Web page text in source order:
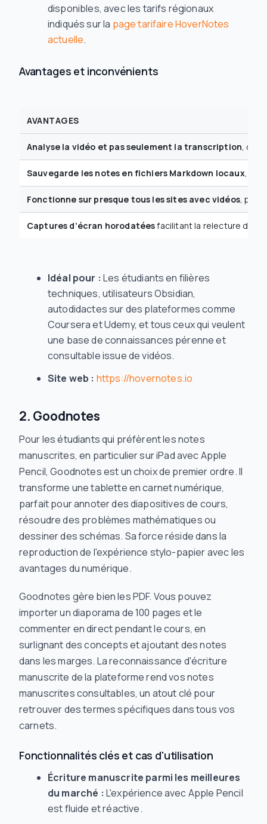
disponibles, avec les tarifs régionaux
indiqués sur la page tarifaire HoverNotes
actuelle.
Avantages et inconvénients
AVANTAGES
Analyse la vidéo et pas seulement la transcription,
Sauvegarde les notes en fichiers Markdown locaux,
Fonctionne sur presque tous les sites avec vidéos, pas
Captures d’écran horodatéesfacilitant la relecture de
Idéal pour : Les étudiants en filières
techniques, utilisateurs Obsidian,
autodidactes sur des plateformes comme
Coursera et Udemy, et tous ceux qui veulent
une base de connaissances pérenne et
consultable issue de vidéos.
Site web : https://hovernotes.io
2. Goodnotes
Pour les étudiants qui préfèrent les notes
manuscrites, en particulier sur iPad avec Apple
Pencil, Goodnotes est un choix de premier ordre. Il
transforme une tablette en carnet numérique,
parfait pour annoter des diapositives de cours,
résoudre des problèmes mathématiques ou
dessiner des schémas. Sa force réside dans la
reproduction de l'expérience stylo-papier avec les
avantages du numérique.
Goodnotes gère bien les PDF. Vous pouvez
importer un diaporama de 100 pages et le
commenter en direct pendant le cours, en
surlignant des concepts et ajoutant des notes
dans les marges. La reconnaissance d'écriture
manuscrite de la plateforme rend vos notes
manuscrites consultables, un atout clé pour
retrouver des termes spécifiques dans tous vos
carnets.
Fonctionnalités clés et cas d'utilisation
Écriture manuscrite parmi les meilleures
du marché : L'expérience avec Apple Pencil
est fluide et réactive.